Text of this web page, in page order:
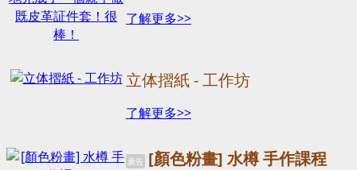
了解更多>>
立体摺紙 - 工作坊
了解更多>>
廣告 [顏色粉畫] 水樽 手作課程